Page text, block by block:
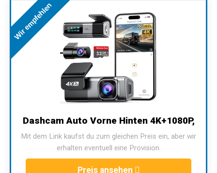
Wir empfehlen
Dashcam Auto Vorne Hinten 4K+1080P,
Mit dem Link kaufst du zum gleichen Preis ein, aber wir
erhalten eventuell eine Provision.
Preis ansehen